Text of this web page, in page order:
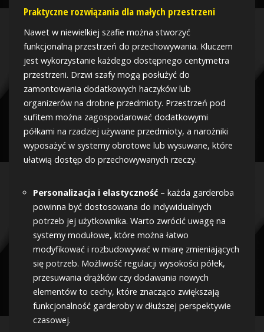
Praktyczne rozwiązania dla małych przestrzeni
Nawet w niewielkiej szafie można stworzyć
funkcjonalną przestrzeń do przechowywania. Kluczem
jest wykorzystanie każdego dostępnego centymetra
przestrzeni. Drzwi szafy mogą posłużyć do
zamontowania dodatkowych haczyków lub
organizerów na drobne przedmioty. Przestrzeń pod
sufitem można zagospodarować dodatkowymi
półkami na rzadziej używane przedmioty, a narożniki
wyposażyć w systemy obrotowe lub wysuwane, które
ułatwią dostęp do przechowywanych rzeczy.
Personalizacja i elastyczność – każda garderoba
powinna być dostosowana do indywidualnych
potrzeb jej użytkownika. Warto zwrócić uwagę na
systemy modułowe, które można łatwo
modyfikować i rozbudowywać w miarę zmieniających
się potrzeb. Możliwość regulacji wysokości półek,
przesuwania drążków czy dodawania nowych
elementów to cechy, które znacząco zwiększają
funkcjonalność garderoby w dłuższej perspektywie
czasowej.